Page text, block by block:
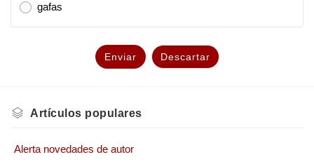
gafas
Enviar Descartar
Artículos populares
Alerta novedades de autor